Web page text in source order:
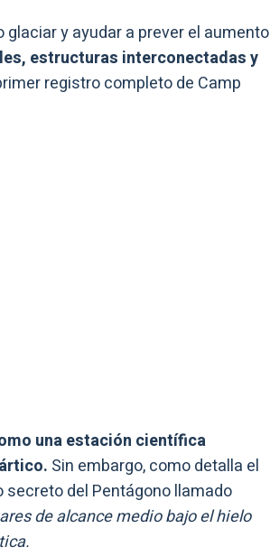
y ayudar a prever el aumento
estructuras interconectadas y
registro completo de Camp
una estación científica
Sin embargo, como detalla el
del Pentágono llamado
de alcance medio bajo el hielo